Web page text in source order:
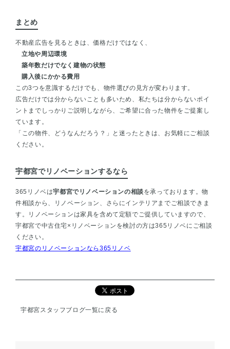
まとめ
不動産広告を見るときは、価格だけではなく、
立地や周辺環境
築年数だけでなく建物の状態
購入後にかかる費用
この3つを意識するだけでも、物件選びの見方が変わります。
広告だけでは分からないことも多いため、私たちは分からないポイ
ントまでしっかりご説明しながら、ご希望に合った物件をご提案し
ています。
「この物件、どうなんだろう？」と迷ったときは、お気軽にご相談
ください。
宇都宮でリノベーションするなら
365リノベは宇都宮でリノベーションの相談を承っております。物
件相談から、リノベーション、さらにインテリアまでご相談できま
す。リノベーションは家具を含めて定額でご提供していますので、
宇都宮で中古住宅×リノベーションを検討の方は365リノベにご相談
ください。
宇都宮のリノベーションなら365リノベ
宇都宮スタッフブログ一覧に戻る